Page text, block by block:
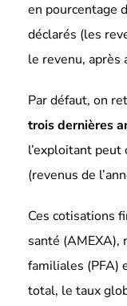
en pourcentage
déclarés (les
le revenu, après
Par défaut, on
trois dernières
l’exploitant
(revenus de
Ces cotisations
santé (AMEXA),
familiales (PFA)
total, le taux